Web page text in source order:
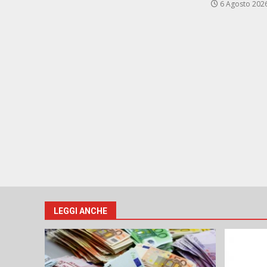
6 Agosto
LEGGI ANCHE